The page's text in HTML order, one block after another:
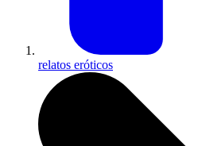
relatos eróticos